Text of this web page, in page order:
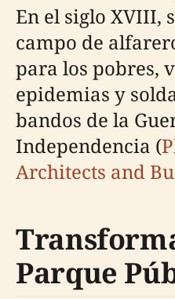
En el siglo XVIII,
campo de
para los pobres,
epidemias y
bandos de la
Independencia (
Architects and
Parque